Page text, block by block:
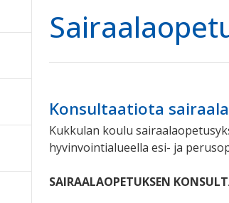
Konsultaatiota
Kukkulan koulu
hyvinvointialueella esi- ja
SAIRAALAOPETUKSEN